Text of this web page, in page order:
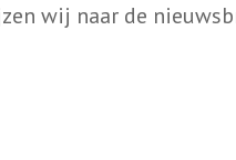
wij naar de